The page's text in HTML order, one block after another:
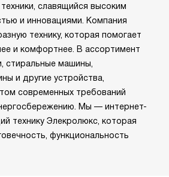
славящийся высоким
и инновациями. Компания
технику, которая помогает
и комфортнее. В ассортимент
стиральные машины,
и другие устройства,
современных требований
Мы — интернет-
технику Элекролюкс, которая
функциональность